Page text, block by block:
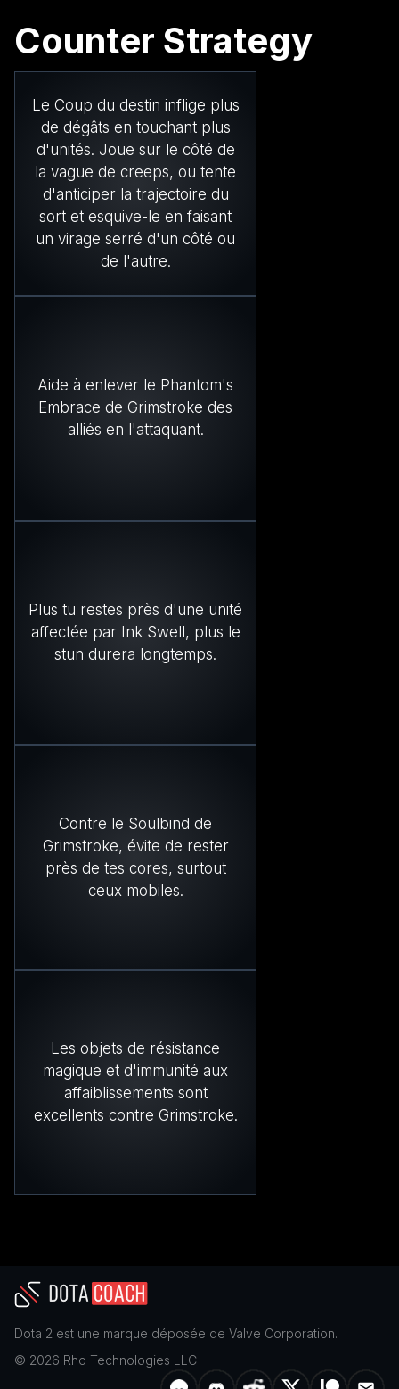
Counter Strategy
Le Coup du destin inflige plus
de dégâts en touchant plus
d'unités. Joue sur le côté de
la vague de creeps, ou tente
d'anticiper la trajectoire du
sort et esquive-le en faisant
un virage serré d'un côté ou
de l'autre.
Aide à enlever le Phantom's
Embrace de Grimstroke des
alliés en l'attaquant.
Plus tu restes près d'une unité
affectée par Ink Swell, plus le
stun durera longtemps.
Contre le Soulbind de
Grimstroke, évite de rester
près de tes cores, surtout
ceux mobiles.
Les objets de résistance
magique et d'immunité aux
affaiblissements sont
excellents contre Grimstroke.
Dota 2 est une marque déposée de Valve Corporation.
© 2026 Rho Technologies LLC